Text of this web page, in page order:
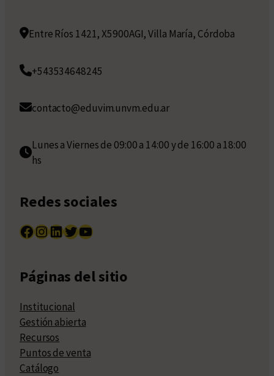
Entre Ríos 1421, X5900AGI, Villa María, Córdoba
+543534648245
contacto@eduvim.unvm.edu.ar
Lunes a Viernes de 09:00 a 14:00 y de 16:00 a 18:00
hs
Redes sociales
Facebook InstagramLinkedIn Twitter YouTube
Páginas del sitio
Institucional
Gestión abierta
Recursos
Puntos de venta
Catálogo